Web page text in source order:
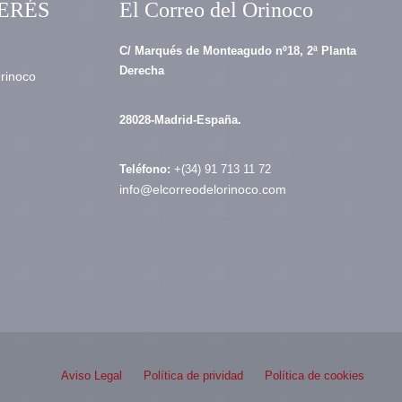
El Correo del Orinoco
C/ Marqués de Monteagudo nº18, 2ª Planta
Derecha
28028-Madrid-España.
Teléfono: +(34) 91 713 11 72
info@elcorreodelorinoco.com
Aviso Legal Política de prividad Política de cookies